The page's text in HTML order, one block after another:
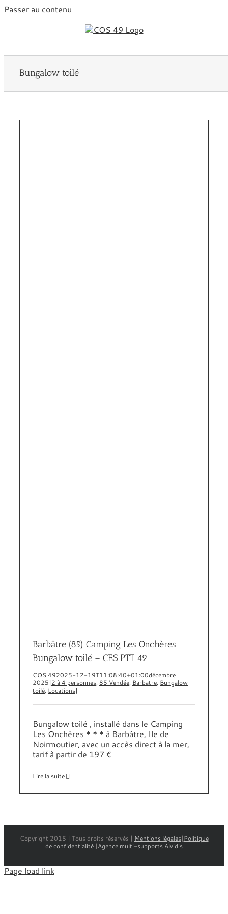
Passer au contenu
Bungalow toilé
Barbâtre (85) Camping Les Onchères
Bungalow toilé – CES PTT 49
COS 492025-12-19T11:08:40+01:00décembre
2025|2 à 4 personnes, 85 Vendée, Barbatre, Bungalow
toilé, Locations|
Bungalow toilé , installé dans le Camping
Les Onchères * * * à Barbâtre, Ile de
Noirmoutier, avec un accès direct à la mer,
tarif à partir de 197 €
Lire la suite
Copyright 2015 | Tous droits réservés | Mentions légales|Politique
de confidentialité |Agence multi-supports Alvidis
Page load link